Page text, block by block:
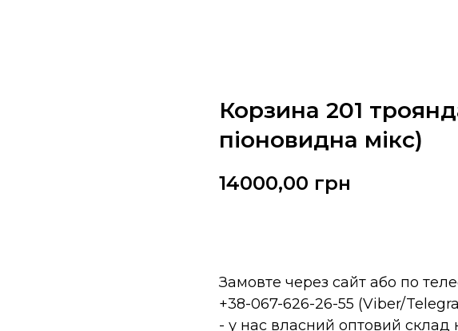
Корзина 201
піоновидна мікс)
14000,00 грн
Замовте через сайт або по
+38-067-626-26-55 (Viber/
- у нас власний оптовий склад